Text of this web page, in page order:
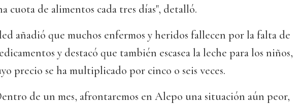
cuota de alimentos cada tres días", detalló.
añadió que muchos enfermos y heridos fallecen por la falta de
y destacó que también escasea la leche para los niños,
precio se ha multiplicado por cinco o seis veces.
de un mes, afrontaremos en Alepo una situación aún peor,